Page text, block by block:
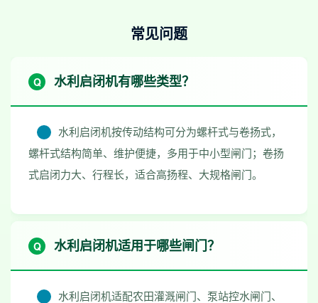
常见问题
水利启闭机有哪些类型？
水利启闭机按传动结构可分为螺杆式与卷扬式，
螺杆式结构简单、维护便捷，多用于中小型闸门；卷扬
式启闭力大、行程长，适合高扬程、大规格闸门。
水利启闭机适用于哪些闸门？
水利启闭机适配农田灌溉闸门、泵站控水闸门、